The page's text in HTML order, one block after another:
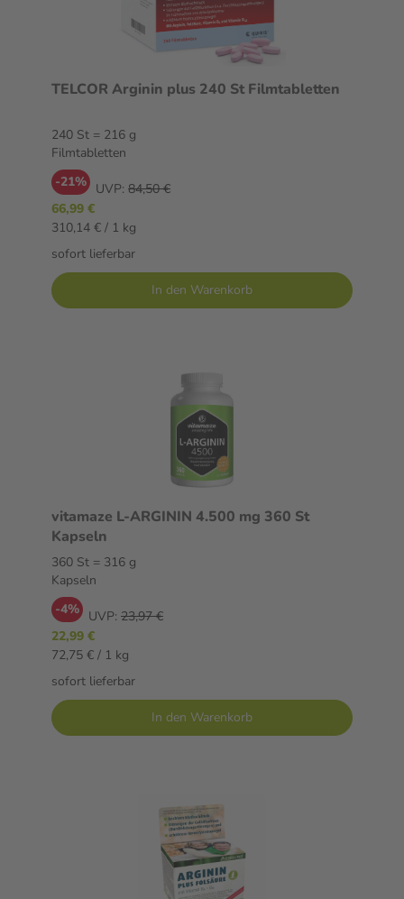
TELCOR Arginin plus 240 St Filmtabletten
240 St = 216 g
Filmtabletten
-21% UVP: 84,50 €
66,99 €
310,14 € / 1 kg
sofort lieferbar
In den Warenkorb
vitamaze L-ARGININ 4.500 mg 360 St
Kapseln
360 St = 316 g
Kapseln
-4% UVP: 23,97 €
22,99 €
72,75 € / 1 kg
sofort lieferbar
In den Warenkorb